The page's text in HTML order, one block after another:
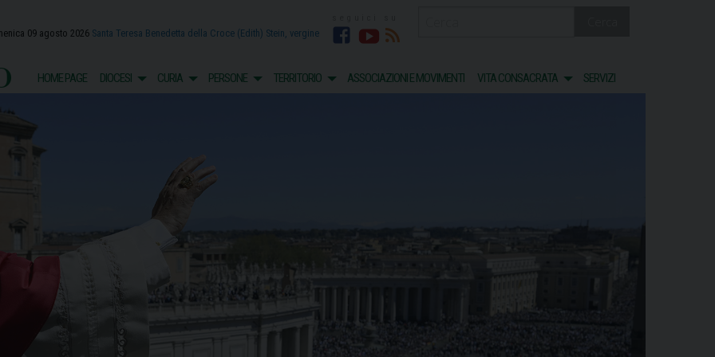
09 agosto 2026 Santa Teresa Benedetta della Croce (Edith) Stein, vergine Facebook
Youtube
RSS
HOME PAGE DIOCESI CURIA PERSONE TERRITORIO ASSOCIAZIONI E MOVIMENTI VITA CONSACRATA SERVIZI